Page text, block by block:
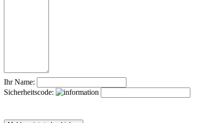
Ihr Name:
Sicherheitscode: